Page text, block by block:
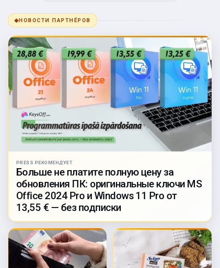
◆НОВОСТИ ПАРТНЁРОВ
PRESS РЕКОМЕНДУЕТ
Больше не платите полную цену за
обновления ПК: оригинальные ключи MS
Office 2024 Pro и Windows 11 Pro от
13,55 € — без подписки